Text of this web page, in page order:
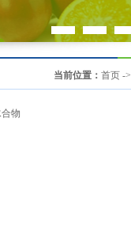
当前位置： 首页 ->
物